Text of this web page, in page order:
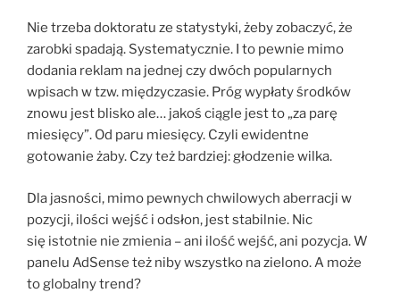
Nie trzeba doktoratu ze statystyki, żeby zobaczyć, że
zarobki spadają. Systematycznie. I to pewnie mimo
dodania reklam na jednej czy dwóch popularnych
wpisach w tzw. międzyczasie. Próg wypłaty środków
znowu jest blisko ale… jakoś ciągle jest to „za parę
miesięcy”. Od paru miesięcy. Czyli ewidentne
gotowanie żaby. Czy też bardziej: głodzenie wilka.
Dla jasności, mimo pewnych chwilowych aberracji w
pozycji, ilości wejść i odsłon, jest stabilnie. Nic
się istotnie nie zmienia – ani ilość wejść, ani pozycja. W
panelu AdSense też niby wszystko na zielono. A może
to globalny trend?